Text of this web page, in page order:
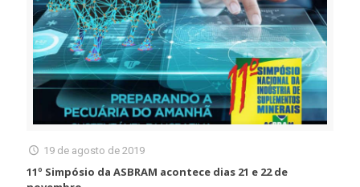
19 de agosto de 2019
11º Simpósio da ASBRAM acontece dias 21 e 22 de